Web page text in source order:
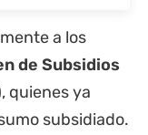
a los
de Subsidios
, quienes ya
subsidiado.